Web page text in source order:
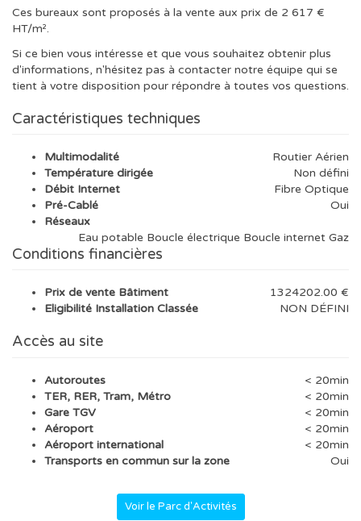
Ces bureaux sont proposés à la vente aux prix de 2 617 €
HT/m².
Si ce bien vous intéresse et que vous souhaitez obtenir plus
d'informations, n'hésitez pas à contacter notre équipe qui se
tient à votre disposition pour répondre à toutes vos questions.
Caractéristiques techniques
Multimodalité
Routier Aérien
Température dirigée
Non défini
Débit Internet
Fibre Optique
Pré-Cablé
Oui
Réseaux
Eau potable Boucle électrique Boucle internet Gaz
Conditions financières
Prix de vente Bâtiment
1324202.00 €
Eligibilité Installation Classée
NON DÉFINI
Accès au site
Autoroutes
< 20min
TER, RER, Tram, Métro
< 20min
Gare TGV
< 20min
Aéroport
< 20min
Aéroport international
< 20min
Transports en commun sur la zone
Oui
Voir le Parc d'Activités